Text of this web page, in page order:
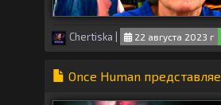
Chertiska 22 августа 2023 г
Once Human